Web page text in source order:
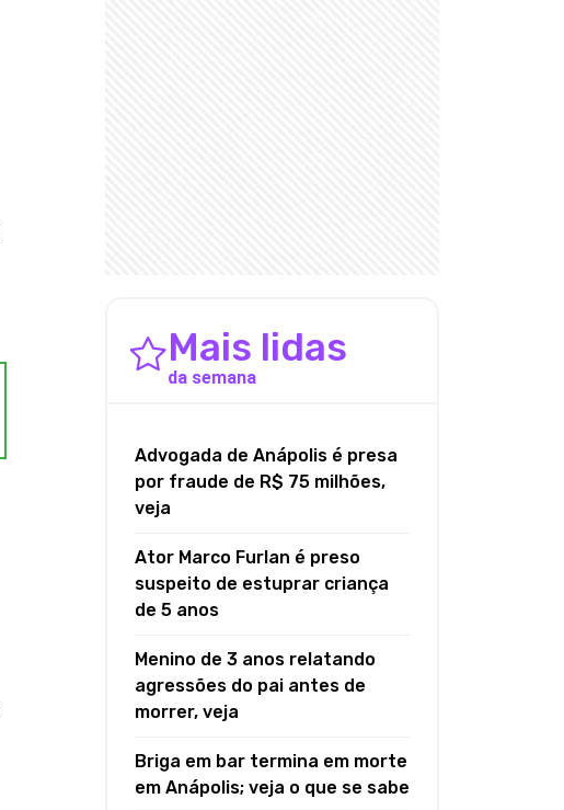
Mais lidas
da semana
Advogada de Anápolis é presa
por fraude de R$ 75 milhões,
veja
Ator Marco Furlan é preso
suspeito de estuprar criança
de 5 anos
Menino de 3 anos relatando
agressões do pai antes de
morrer, veja
Briga em bar termina em morte
em Anápolis; veja o que se sabe